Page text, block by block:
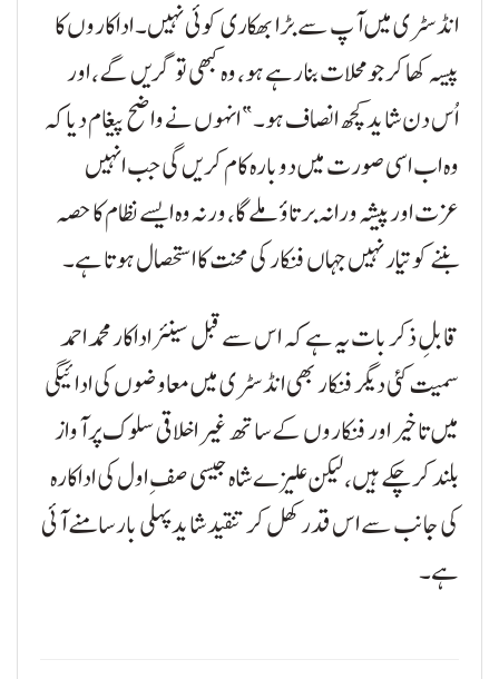
انڈسٹری میں آپ سے بڑا بھکاری کوئی نہیں۔ اداکاروں کا
پیسہ کھا کر جو محلات بنا رہے ہو، وہ کبھی تو گریں گے، اور
اُس دن شاید کچھ انصاف ہو۔” انہوں نے واضح پیغام دیا کہ
وہ اب اسی صورت میں دوبارہ کام کریں گی جب انہیں
عزت اور پیشہ ورانہ برتاؤ ملے گا، ورنہ وہ ایسے نظام کا حصہ
بننے کو تیار نہیں جہاں فنکار کی محنت کا استحصال ہوتا ہے۔
قابلِ ذکر بات یہ ہے کہ اس سے قبل سینئر اداکار محمد احمد
سمیت کئی دیگر فنکار بھی انڈسٹری میں معاوضوں کی ادائیگی
میں تاخیر اور فنکاروں کے ساتھ غیر اخلاقی سلوک پر آواز
بلند کر چکے ہیں، لیکن علیزے شاہ جیسی صفِ اول کی اداکارہ
کی جانب سے اس قدر کھل کر تنقید شاید پہلی بار سامنے آئی
ہے۔